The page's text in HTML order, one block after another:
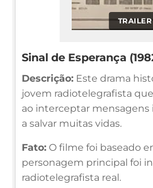
TRAILER
Sinal de Esperança
Descrição: Este drama
jovem radiotelegrafista
ao interceptar mensagens
a salvar muitas vidas.
Fato: O filme foi baseado
personagem principal foi
radiotelegrafista real.